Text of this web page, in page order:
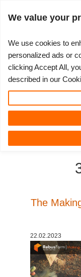
SUPPORT
Show Tickets
МОЙ
ControlCenter
Unlimited Render
История платежей
Редактировать
3D ARTIST OF
2023
2021
Creative 3D Lab.
Memories Challenge
Summer Vibes 3D
Блог
RebusArt
Видео пособия
FAQ
ЦЕНЫ
Цены и скидки
Неограниченная
3D
3ds Max
Maya
Краткое руководство
TeamManager
RebusFarm News
The
22.02.2023
We value your
We use cookies to
personalized ads or
clicking Accept All,
described in our